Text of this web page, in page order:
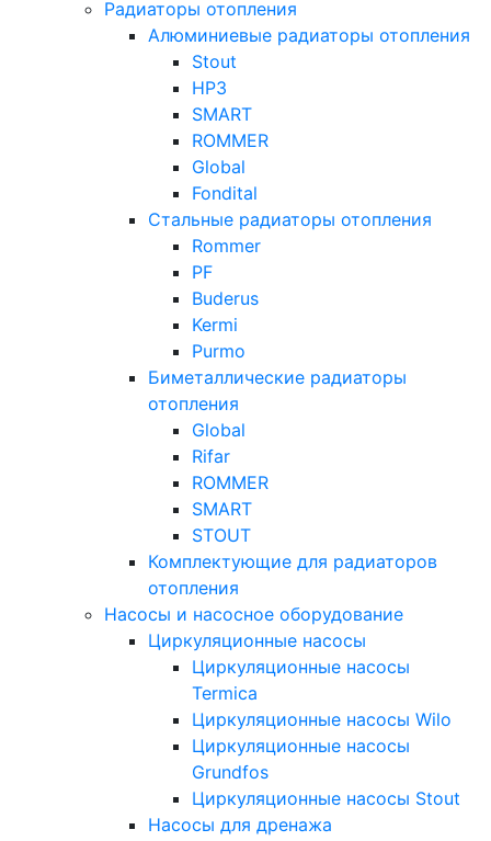
Радиаторы отопления
Алюминиевые радиаторы отопления
Stout
НРЗ
SMART
ROMMER
Global
Fondital
Стальные радиаторы отопления
Rommer
PF
Buderus
Kermi
Purmo
Биметаллические радиаторы
отопления
Global
Rifar
ROMMER
SMART
STOUT
Комплектующие для радиаторов
отопления
Насосы и насосное оборудование
Циркуляционные насосы
Циркуляционные насосы
Termica
Циркуляционные насосы Wilo
Циркуляционные насосы
Grundfos
Циркуляционные насосы Stout
Насосы для дренажа